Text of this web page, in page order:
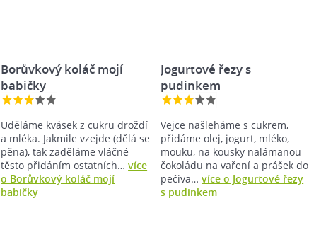
Borůvkový koláč mojí
babičky
Uděláme kvásek z cukru droždí
a mléka. Jakmile vzejde (dělá se
pěna), tak zaděláme vláčné
těsto přidáním ostatních…více
o Borůvkový koláč mojí
babičky
Jogurtové řezy s
pudinkem
Vejce našleháme s cukrem,
přidáme olej, jogurt, mléko,
mouku, na kousky nalámanou
čokoládu na vaření a prášek do
pečiva…více o Jogurtové řezy
s pudinkem